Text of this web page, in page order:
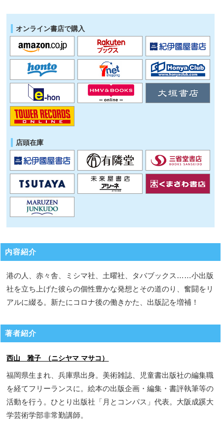
オンライン書店で購入
店頭在庫
内容紹介
港の人、赤々舎、ミシマ社、土曜社、タバブックス……小出版
社を立ち上げた彼らの個性豊かな発想とその道のり、奮闘をリ
アルに綴る。新たにコロナ後の働きかた、出版記を増補！
著者紹介
西山 雅子 （ニシヤマ マサコ）
福岡県生まれ、兵庫県出身。美術雑誌、児童書出版社の編集職
を経てフリーランスに。絵本の出版企画・編集・書評執筆等の
活動を行う。ひとり出版社「月とコンパス」代表。大阪成蹊大
学芸術学部非常勤講師。